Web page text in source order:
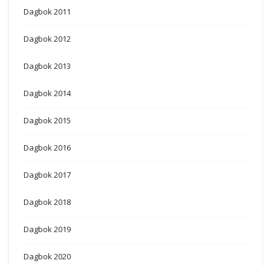
Dagbok 2011
Dagbok 2012
Dagbok 2013
Dagbok 2014
Dagbok 2015
Dagbok 2016
Dagbok 2017
Dagbok 2018
Dagbok 2019
Dagbok 2020